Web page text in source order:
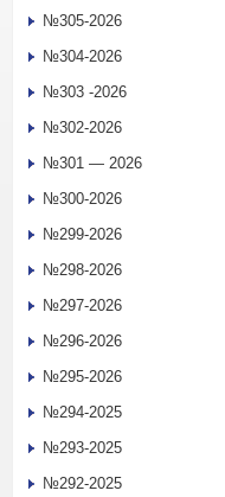
№305-2026
№304-2026
№303 -2026
№302-2026
№301 — 2026
№300-2026
№299-2026
№298-2026
№297-2026
№296-2026
№295-2026
№294-2025
№293-2025
№292-2025